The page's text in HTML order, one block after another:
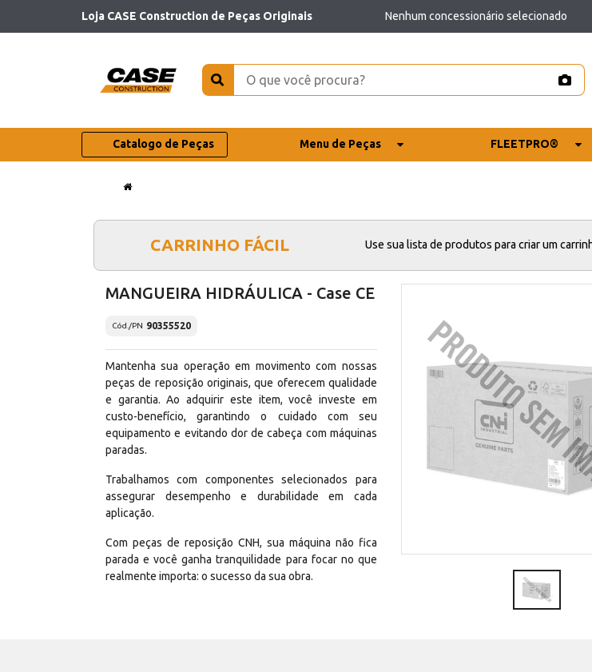
Loja CASE Construction de Peças Originais Nenhum concessionário selecionado
Catalogo de Peças Menu de Peças FLEETPRO®
CARRINHO FÁCIL Use sua lista de produtos para criar um
MANGUEIRA HIDRÁULICA - Case CE
Cód./PN 90355520
Mantenha sua operação em movimento com nossas
peças de reposição originais, que oferecem qualidade
e garantia. Ao adquirir este item, você investe em
custo-benefício, garantindo o cuidado com seu
equipamento e evitando dor de cabeça com máquinas
paradas.
Trabalhamos com componentes selecionados para
assegurar desempenho e durabilidade em cada
aplicação.
Com peças de reposição CNH, sua máquina não fica
parada e você ganha tranquilidade para focar no que
realmente importa: o sucesso da sua obra.